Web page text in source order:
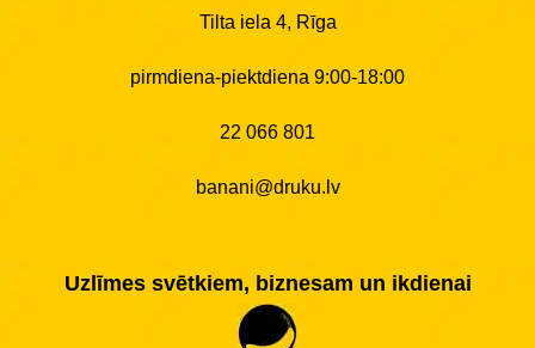
Tilta iela 4, Rīga
pirmdiena-piektdiena 9:00-18:00
22 066 801
banani@druku.lv
Uzlīmes svētkiem, biznesam un ikdienai